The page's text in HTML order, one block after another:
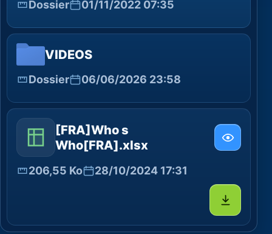
Dossier 01/11/2022 07:35
VIDEOS
Dossier 06/06/2026 23:58
[FRA]Who s
Who[FRA].xlsx
206,55 Ko 28/10/2024 17:31